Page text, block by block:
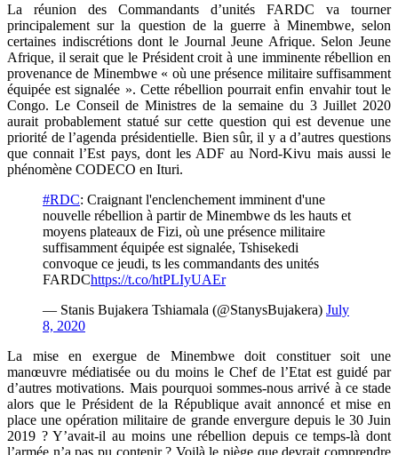
La réunion des Commandants d’unités FARDC va tourner
principalement sur la question de la guerre à Minembwe, selon
certaines indiscrétions dont le Journal Jeune Afrique. Selon Jeune
Afrique, il serait que le Président croit à une imminente rébellion en
provenance de Minembwe « où une présence militaire suffisamment
équipée est signalée ». Cette rébellion pourrait enfin envahir tout le
Congo. Le Conseil de Ministres de la semaine du 3 Juillet 2020
aurait probablement statué sur cette question qui est devenue une
priorité de l’agenda présidentielle. Bien sûr, il y a d’autres questions
que connait l’Est pays, dont les ADF au Nord-Kivu mais aussi le
phénomène CODECO en Ituri.
#RDC: Craignant l'enclenchement imminent d'une
nouvelle rébellion à partir de Minembwe ds les hauts et
moyens plateaux de Fizi, où une présence militaire
suffisamment équipée est signalée, Tshisekedi
convoque ce jeudi, ts les commandants des unités
FARDChttps://t.co/htPLIyUAEr
— Stanis Bujakera Tshiamala (@StanysBujakera) July
8, 2020
La mise en exergue de Minembwe doit constituer soit une
manœuvre médiatisée ou du moins le Chef de l’Etat est guidé par
d’autres motivations. Mais pourquoi sommes-nous arrivé à ce stade
alors que le Président de la République avait annoncé et mise en
place une opération militaire de grande envergure depuis le 30 Juin
2019 ? Y’avait-il au moins une rébellion depuis ce temps-là dont
l’armée n’a pas pu contenir ? Voilà le piège que devrait comprendre